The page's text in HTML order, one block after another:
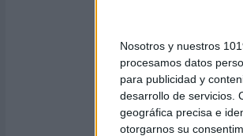
Nosotros y nuestros
procesamos datos
para publicidad y
desarrollo de servicios.
geográfica precisa e
otorgarnos su